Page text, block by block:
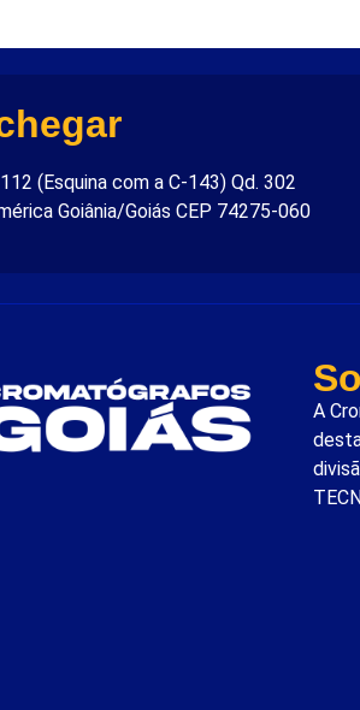
(Esquina com a C-143) Qd. 302
Goiânia/Goiás CEP 74275-060
A